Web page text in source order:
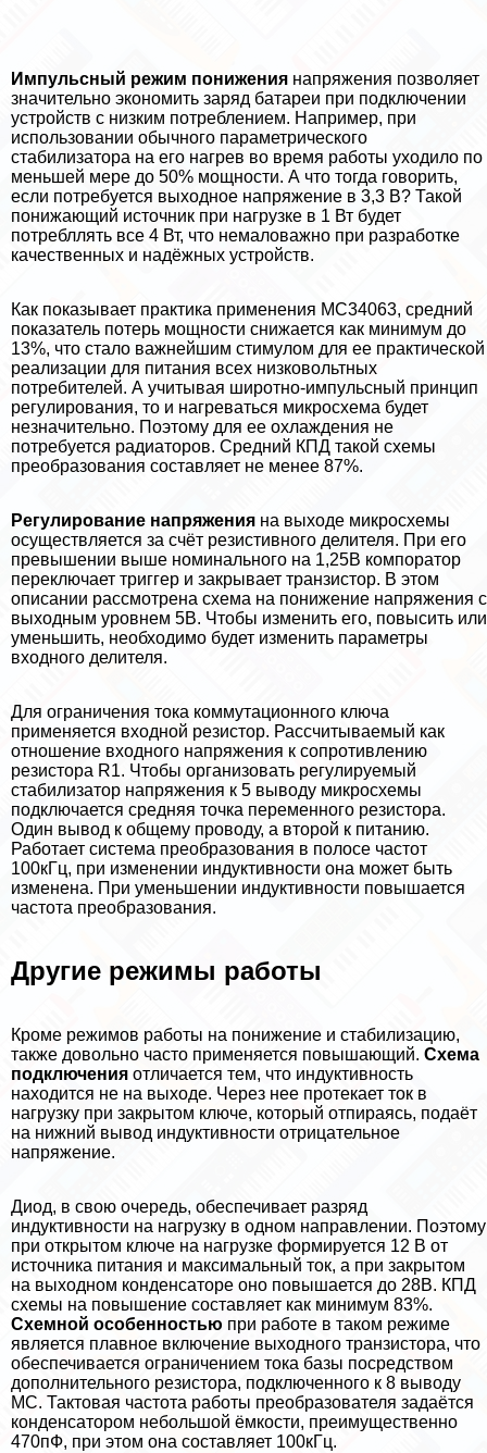
Импульсный режим понижения напряжения позволяет
значительно экономить заряд батареи при подключении
устройств с низким потрeблением. Например, при
использовании обычного параметрического
стабилизатора на его нагрев во время работы уходило по
меньшей мере до 50% мощности. А что тогда говорить,
если потребуется выходное напряжение в 3,3 В? Такой
понижающий источник при нагрузке в 1 Вт будет
потрeбллять все 4 Вт, что немаловажно при разработке
качественных и надёжных устройств.
Как показывает пpaктика применения MC34063, средний
показатель потерь мощности снижается как минимум до
13%, что стало важнейшим стимулом для ее пpaктической
реализации для питания всех низковольтных
потребителей. А учитывая широтно-импульсный принцип
регулирования, то и нагреваться микросхема будет
незначительно. Поэтому для ее охлаждения не
потребуется радиаторов. Средний КПД такой схемы
преобразования составляет не менее 87%.
Регулирование напряжения на выходе микросхемы
осуществляется за счёт резистивного делителя. При его
превышении выше номинального на 1,25В компоратор
переключает триггер и закрывает транзистор. В этом
описании рассмотрена схема на понижение напряжения с
выходным уровнем 5В. Чтобы изменить его, повысить или
уменьшить, необходимо будет изменить параметры
входного делителя.
Для ограничения тока коммутационного ключа
применяется входной резистор. Рассчитываемый как
отношение входного напряжения к сопротивлению
резистора R1. Чтобы организовать регулируемый
стабилизатор напряжения к 5 выводу микросхемы
подключается средняя точка переменного резистора.
Один вывод к общему проводу, а второй к питанию.
Работает система преобразования в полосе частот
100кГц, при изменении индуктивности она может быть
изменена. При уменьшении индуктивности повышается
частота преобразования.
Другие режимы работы
Кроме режимов работы на понижение и стабилизацию,
также довольно часто применяется повышающий. Схема
подключения отличается тем, что индуктивность
находится не на выходе. Через нее протекает ток в
нагрузку при закрытом ключе, который отпираясь, подаёт
на нижний вывод индуктивности отрицательное
напряжение.
Диод, в свою очередь, обеспечивает разряд
индуктивности на нагрузку в одном направлении. Поэтому
при открытом ключе на нагрузке формируется 12 В от
источника питания и максимальный ток, а при закрытом
на выходном конденсаторе оно повышается до 28В. КПД
схемы на повышение составляет как минимум 83%.
Схемной особенностью при работе в таком режиме
является плавное включение выходного транзистора, что
обеспечивается ограничением тока базы посредством
дополнительного резистора, подключенного к 8 выводу
МС. Тактовая частота работы преобразователя задаётся
конденсатором небольшой ёмкости, преимущественно
470пФ, при этом она составляет 100кГц.